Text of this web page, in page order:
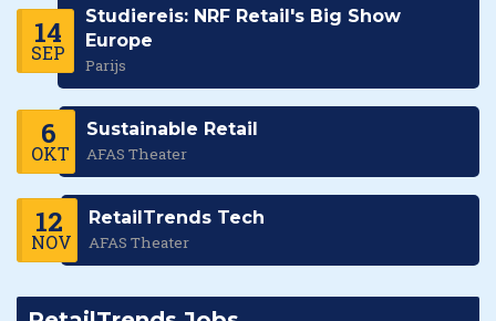
14
SEP
Studiereis: NRF Retail's Big Show
Europe
Parijs
6
OKT
Sustainable Retail
AFAS Theater
12
NOV
RetailTrends Tech
AFAS Theater